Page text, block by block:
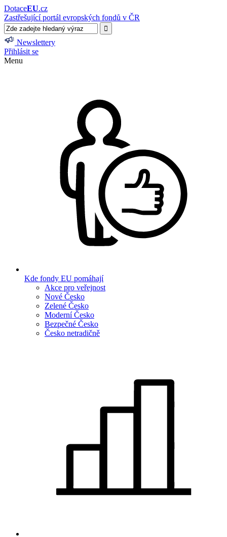
DotaceEU.cz
Zastřešující portál evropských fondů v ČR
Newslettery
Přihlásit se
Menu
Kde fondy EU pomáhají
Akce pro veřejnost
Nové Česko
Zelené Česko
Moderní Česko
Bezpečné Česko
Česko netradičně